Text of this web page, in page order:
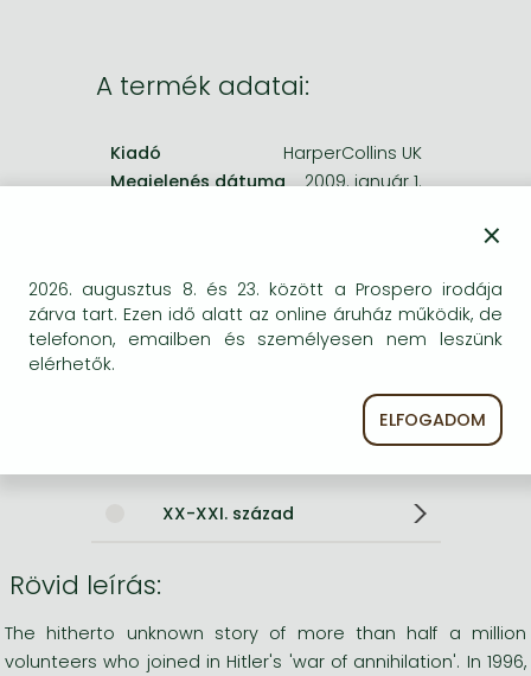
One-Punch Man manga
A termék adatai:
Kiadó
HarperCollins UK
Megjelenés dátuma
2009. január 1.
Terjedelem
416 oldal
Nyelv
angol
Illusztrációk
w. 36 plates.
XX-XXI. század
Rövid leírás:
The hitherto unknown story of more than half a million
volunteers who joined in Hitler's 'war of annihilation'. In 1996,
×
2026. augusztus 8. és 23. között a Prospero irodája
zárva tart. Ezen idő alatt az online áruház működik, de
telefonon, emailben és személyesen nem leszünk
elérhetők.
ELFOGADOM